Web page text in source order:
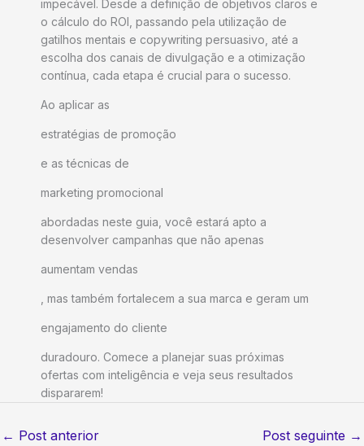
impecável. Desde a definição de objetivos claros e
o cálculo do ROI, passando pela utilização de
gatilhos mentais e copywriting persuasivo, até a
escolha dos canais de divulgação e a otimização
contínua, cada etapa é crucial para o sucesso.
Ao aplicar as
estratégias de promoção
e as técnicas de
marketing promocional
abordadas neste guia, você estará apto a
desenvolver campanhas que não apenas
aumentam vendas
, mas também fortalecem a sua marca e geram um
engajamento do cliente
duradouro. Comece a planejar suas próximas
ofertas com inteligência e veja seus resultados
dispararem!
← Post anterior Post seguinte →